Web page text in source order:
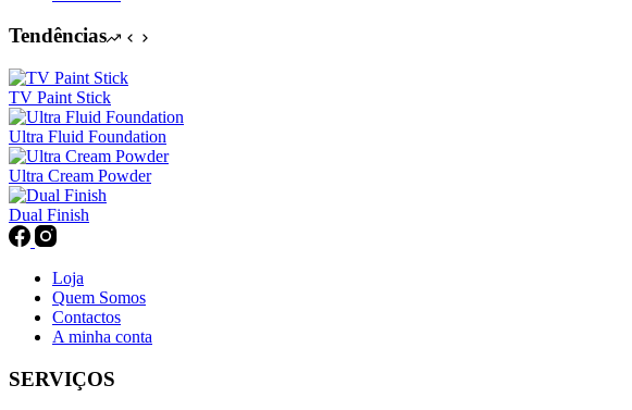
on
product
Tendências
TV Paint Stick
Ultra Fluid Foundation
Ultra Cream Powder
Dual Finish
Loja
Quem Somos
Contactos
A minha conta
SERVIÇOS